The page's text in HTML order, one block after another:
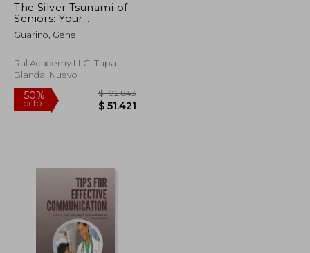
$ 96.343
The Silver Tsunami of
Seniors: Your
Blueprint to Starting a
Residential Assisted
Creates Residual
Income and Builds a
Guarino, Gene
Ral Academy LLC, Tapa
Blanda, Nuevo